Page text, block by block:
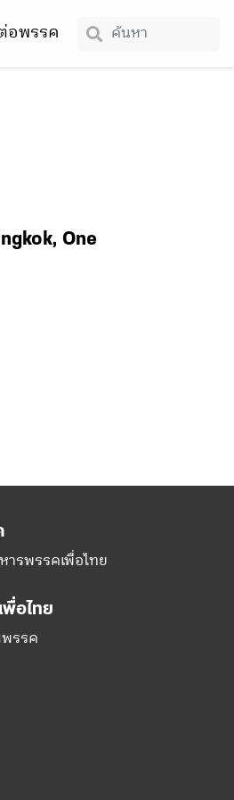
อพรรค
One
รพรรคเพื่อไทย
อไทย
รรค